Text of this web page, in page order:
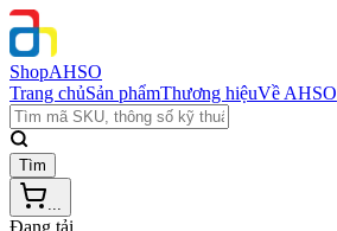
ShopAHSO
Trang chủSản phẩmThương hiệuVề AHSO
Tìm
...
Đang tải